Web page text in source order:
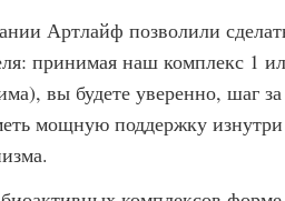
Артлайф позволили
принимая наш комплекс 1
вы будете уверенно, шаг
мощную поддержку